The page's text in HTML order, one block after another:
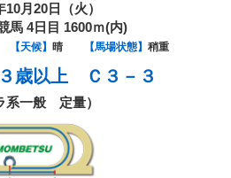
10月20日（火）
馬 4日目 1600ｍ(内)
【天候】 晴 【馬場状態】 稍重
３歳以上 Ｃ３－３
系一般 定量）